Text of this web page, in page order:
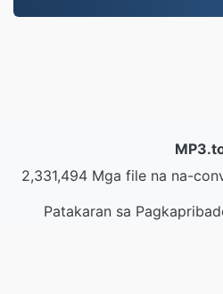
2,331,494 Mga file na na-
Patakaran sa